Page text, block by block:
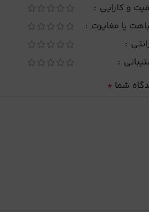
و کارایی
یا مغایرت
شما *